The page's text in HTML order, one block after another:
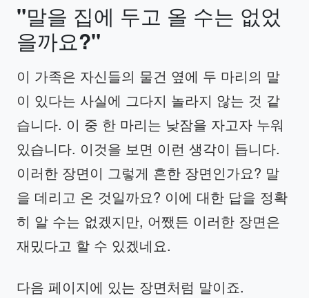
"말을 집에 두고 올 수는 없었
을까요?"
이 가족은 자신들의 물건 옆에 두 마리의 말
이 있다는 사실에 그다지 놀라지 않는 것 같
습니다. 이 중 한 마리는 낮잠을 자고자 누워
있습니다. 이것을 보면 이런 생각이 듭니다.
이러한 장면이 그렇게 흔한 장면인가요? 말
을 데리고 온 것일까요? 이에 대한 답을 정확
히 알 수는 없겠지만, 어쨌든 이러한 장면은
재밌다고 할 수 있겠네요.
다음 페이지에 있는 장면처럼 말이죠.